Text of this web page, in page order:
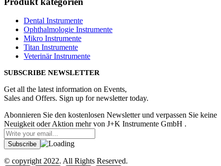
Dental Instrumente
Ophthalmologie Instrumente
Mikro Instrumente
Titan Instrumente
Veterinär Instrumente
SUBSCRIBE NEWSLETTER
Get all the latest information on Events,
Sales and Offers. Sign up for newsletter today.
Abonnieren Sie den kostenlosen Newsletter und verpassen Sie keine
Neuigkeit oder Aktion mehr von J+K Instrumente GmbH .
© copyright 2022. All Rights Reserved.